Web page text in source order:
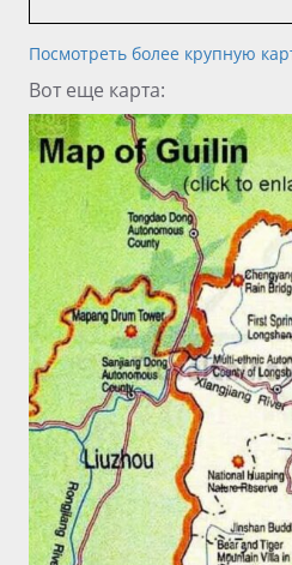
Посмотреть более крупную
Вот еще карта: